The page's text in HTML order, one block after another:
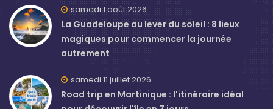
samedi 1 août 2026
La Guadeloupe au lever du soleil : 8 lieux
magiques pour commencer la journée
autrement
samedi 11 juillet 2026
Road trip en Martinique : l'itinéraire idéal